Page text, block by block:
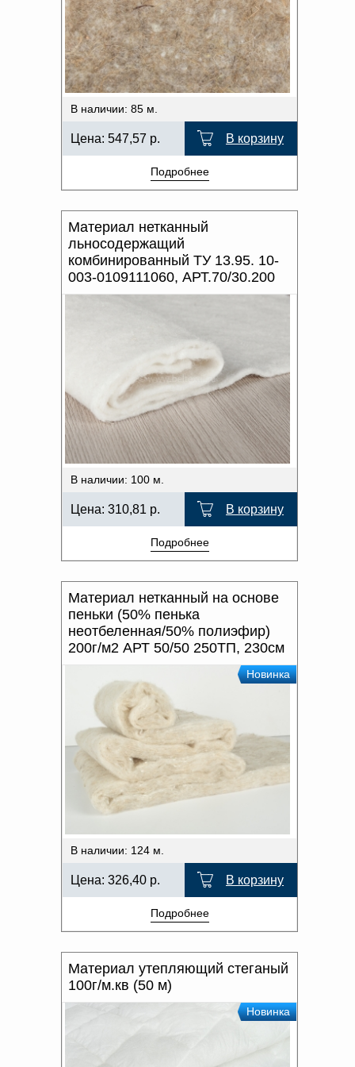
Доверенность на
получение груза
Документы по работе с
персональными данными
Письмо руководителю
Вопросы и ответы
В наличии: 85 м.
Цена: 547,57 р. В корзину
Подробнее
Материал нетканный
льносодержащий
комбинированный ТУ 13.95. 10-
003-0109111060, АРТ.70/30.200
В наличии: 100 м.
Цена: 310,81 р. В корзину
Подробнее
Материал нетканный на основе
пеньки (50% пенька
неотбеленная/50% полиэфир)
200г/м2 АРТ 50/50 250ТП, 230см
Новинка
В наличии: 124 м.
Цена: 326,40 р. В корзину
Подробнее
Материал утепляющий стеганый
100г/м.кв (50 м)
Новинка
в
корзину